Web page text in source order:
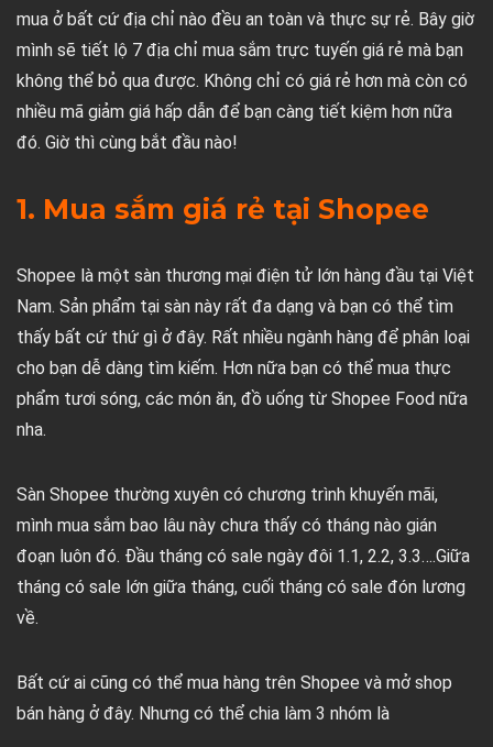
mua ở bất cứ địa chỉ nào đều an toàn và thực sự rẻ. Bây giờ
mình sẽ tiết lộ 7 địa chỉ mua sắm trực tuyến giá rẻ mà bạn
không thể bỏ qua được. Không chỉ có giá rẻ hơn mà còn có
nhiều mã giảm giá hấp dẫn để bạn càng tiết kiệm hơn nữa
đó. Giờ thì cùng bắt đầu nào!
1. Mua sắm giá rẻ tại Shopee
Shopee là một sàn thương mại điện tử lớn hàng đầu tại Việt
Nam. Sản phẩm tại sàn này rất đa dạng và bạn có thể tìm
thấy bất cứ thứ gì ở đây. Rất nhiều ngành hàng để phân loại
cho bạn dễ dàng tìm kiếm. Hơn nữa bạn có thể mua thực
phẩm tươi sóng, các món ăn, đồ uống từ Shopee Food nữa
nha.
Sàn Shopee thường xuyên có chương trình khuyến mãi,
mình mua sắm bao lâu này chưa thấy có tháng nào gián
đoạn luôn đó. Đầu tháng có sale ngày đôi 1.1, 2.2, 3.3….Giữa
tháng có sale lớn giữa tháng, cuối tháng có sale đón lương
về.
Bất cứ ai cũng có thể mua hàng trên Shopee và mở shop
bán hàng ở đây. Nhưng có thể chia làm 3 nhóm là